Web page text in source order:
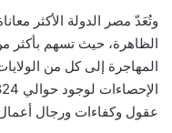
وتُعَدّ مصر الدولة الأكثر
المهاجرة إلى كل من
عقول وكفاءات ورجال أعمال